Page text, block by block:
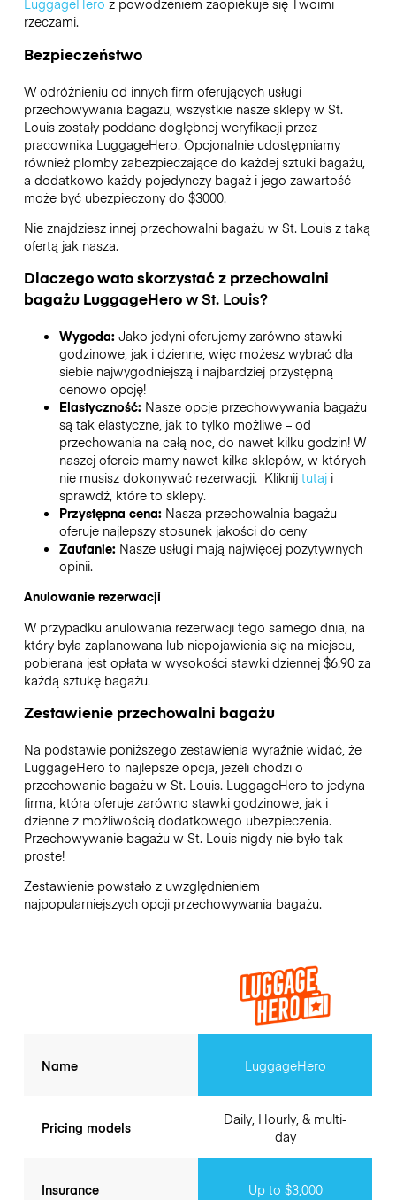
LuggageHero z powodzeniem zaopiekuje się Twoimi
rzeczami.
Bezpieczeństwo
W odróżnieniu od innych firm oferujących usługi
przechowywania bagażu, wszystkie nasze sklepy w St.
Louiszostały poddane dogłębnej weryfikacji przez
pracownika LuggageHero. Opcjonalnie udostępniamy
również plomby zabezpieczające do każdej sztuki bagażu,
a dodatkowo każdy pojedynczy bagaż i jego zawartość
może być ubezpieczony do $3000.
Nie znajdziesz innej przechowalni bagażu w St. Louisz taką
ofertą jak nasza.
Dlaczego wato skorzystać z przechowalni
bagażu LuggageHerowSt. Louis?
Wygoda: Jako jedyni oferujemy zarówno stawki
godzinowe, jak i dzienne, więc możesz wybrać dla
siebie najwygodniejszą i najbardziej przystępną
cenowo opcję!
Elastyczność: Nasze opcje przechowywania bagażu
są tak elastyczne, jak to tylko możliwe – od
przechowania na całą noc, do nawet kilku godzin! W
naszej ofercie mamy nawet kilka sklepów, w których
nie musisz dokonywać rezerwacji. Kliknij tutaji
sprawdź, które to sklepy.
Przystępna cena: Nasza przechowalnia bagażu
oferuje najlepszy stosunek jakości do ceny
Zaufanie: Nasze usługi mają najwięcej pozytywnych
opinii.
Anulowanie rezerwacji
W przypadku anulowania rezerwacji tego samego dnia, na
który była zaplanowana lub niepojawienia się na miejscu,
pobierana jest opłata w wysokości stawki dziennej $6.90 za
każdą sztukę bagażu.
Zestawienie przechowalni bagażu
Na podstawie poniższego zestawienia wyraźnie widać, że
LuggageHero to najlepsze opcja, jeżeli chodzi o
przechowanie bagażu w St. Louis. LuggageHero to jedyna
firma, która oferuje zarówno stawki godzinowe, jak i
dzienne z możliwością dodatkowego ubezpieczenia.
Przechowywanie bagażu w St. Louisnigdy nie było tak
proste!
Zestawienie powstało z uwzględnieniem
najpopularniejszych opcji przechowywania bagażu.
Name
Pricing models
Insurance
LuggageHero
Daily, Hourly, & multi-
day
Up to $3,000